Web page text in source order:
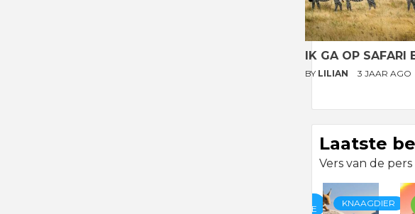
IK GA OP SAFARI
BY LILIAN 3 JAAR AGO
Laatste
Vers van de pers
CATEGORIE
KNAAGDIER